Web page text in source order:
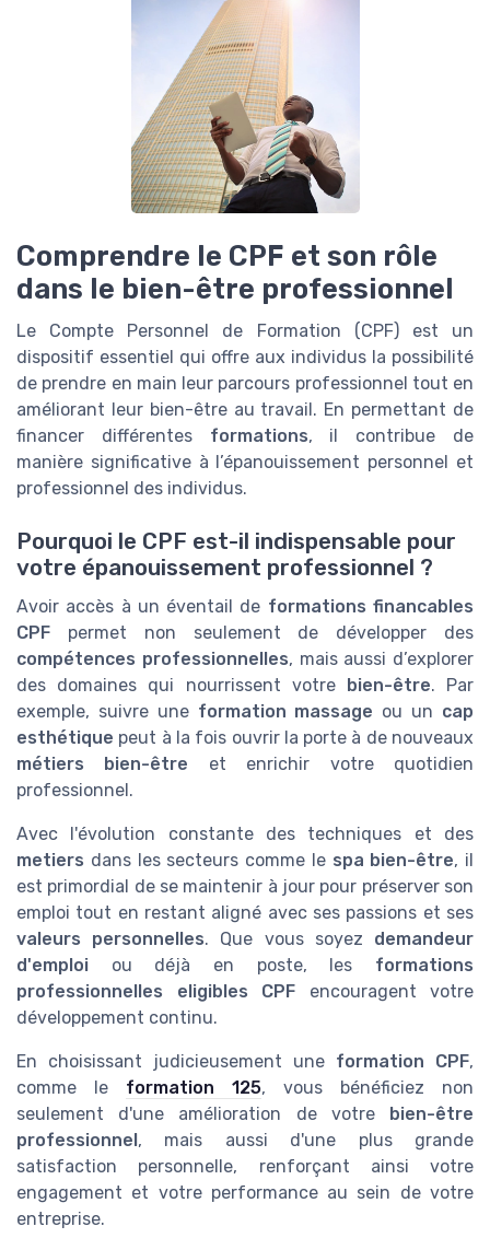
Comprendre le CPF et son rôle
dans le bien-être professionnel
Le Compte Personnel de Formation (CPF) est un
dispositif essentiel qui offre aux individus la possibilité
de prendre en main leur parcours professionnel tout en
améliorant leur bien-être au travail. En permettant de
financer différentes formations, il contribue de
manière significative à l’épanouissement personnel et
professionnel des individus.
Pourquoi le CPF est-il indispensable pour
votre épanouissement professionnel ?
Avoir accès à un éventail de formations financables
CPF permet non seulement de développer des
compétences professionnelles, mais aussi d’explorer
des domaines qui nourrissent votre
bien-être. Par
exemple, suivre une formation massage ou un cap
esthétique peut à la fois ouvrir la porte à de nouveaux
métiers bien-être et enrichir votre quotidien
professionnel.
Avec l'évolution constante des techniques et des
metiers dans les secteurs comme le spa bien-être, il
est primordial de se maintenir à jour pour préserver son
emploi tout en restant aligné avec ses passions et ses
valeurs personnelles. Que vous soyez demandeur
d'emploi ou déjà en poste, les formations
professionnelles
eligibles CPF encouragent votre
développement continu.
En choisissant judicieusement une formation CPF,
comme le formation 125, vous bénéficiez non
seulement d'une amélioration de votre
bien-être
professionnel , mais aussi d'une plus grande
satisfaction personnelle, renforçant ainsi votre
engagement et votre performance au sein de votre
entreprise.